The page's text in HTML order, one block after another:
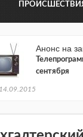
Анонс на
сентября
14.09.2015